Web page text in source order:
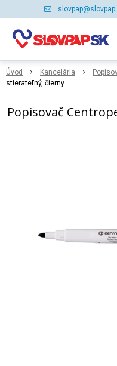
Úvod Kancelária
stierateľný, čierny
Popisovač